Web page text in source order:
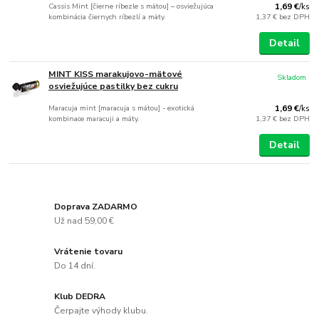
Cassis Mint [čierne ríbezle s mätou] – osviežujúca
kombinácia čiernych ríbezlí a mäty.
1,69 €/ks
1,37 € bez DPH
Detail
MINT KISS marakujovo-mätové
osviežujúce pastilky bez cukru
Maracuja mint [maracuja s mátou] - exotická
kombinace maracuji a máty.
1,69 €/ks
1,37 € bez DPH
Skladom
Detail
Doprava ZADARMO
Už nad 59,00 €
Vrátenie tovaru
Do 14 dní.
Klub DEDRA
Čerpajte výhody klubu.